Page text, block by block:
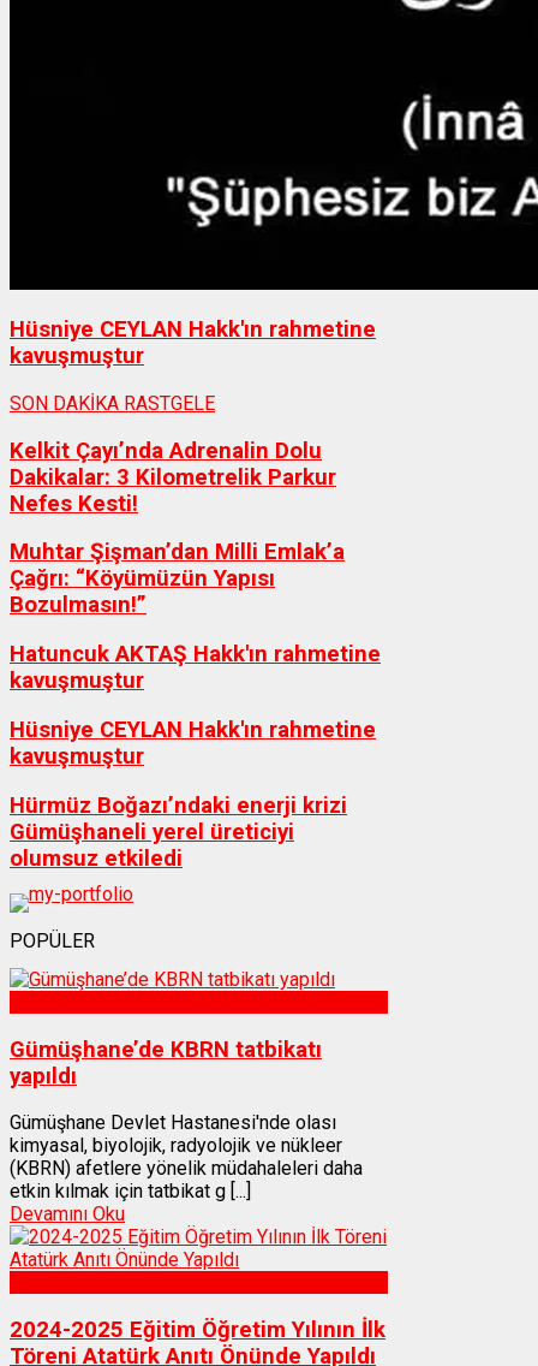
Hüsniye CEYLAN Hakk'ın rahmetine
kavuşmuştur
SON DAKİKA RASTGELE
Kelkit Çayı’nda Adrenalin Dolu
Dakikalar: 3 Kilometrelik Parkur
Nefes Kesti!
Muhtar Şişman’dan Milli Emlak’a
Çağrı: “Köyümüzün Yapısı
Bozulmasın!”
Hatuncuk AKTAŞ Hakk'ın rahmetine
kavuşmuştur
Hüsniye CEYLAN Hakk'ın rahmetine
kavuşmuştur
Hürmüz Boğazı’ndaki enerji krizi
Gümüşhaneli yerel üreticiyi
olumsuz etkiledi
POPÜLER
Gümüşhane’de KBRN tatbikatı
yapıldı
Gümüşhane Devlet Hastanesi'nde olası
kimyasal, biyolojik, radyolojik ve nükleer
(KBRN) afetlere yönelik müdahaleleri daha
etkin kılmak için tatbikat g [...]
Devamını Oku
2024-2025 Eğitim Öğretim Yılının İlk
Töreni Atatürk Anıtı Önünde Yapıldı